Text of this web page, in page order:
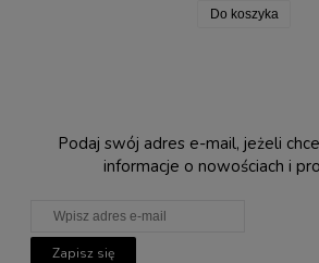
Do koszyka
Podaj swój adres e-mail, jeżeli
informacje o nowościach i
Zapisz się